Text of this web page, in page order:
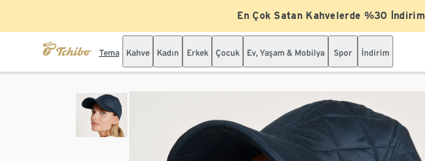
En Çok Satan Kahvelerde %30 İndirim
Tema Kahve Kadın Erkek Çocuk Ev, Yaşam & Mobilya Spor İndirim